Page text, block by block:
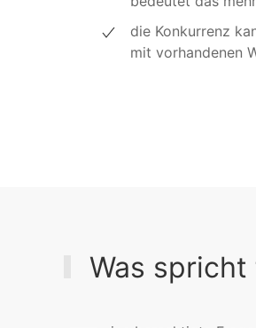
die Konkurrenz
mit vorhandenen
Was spricht